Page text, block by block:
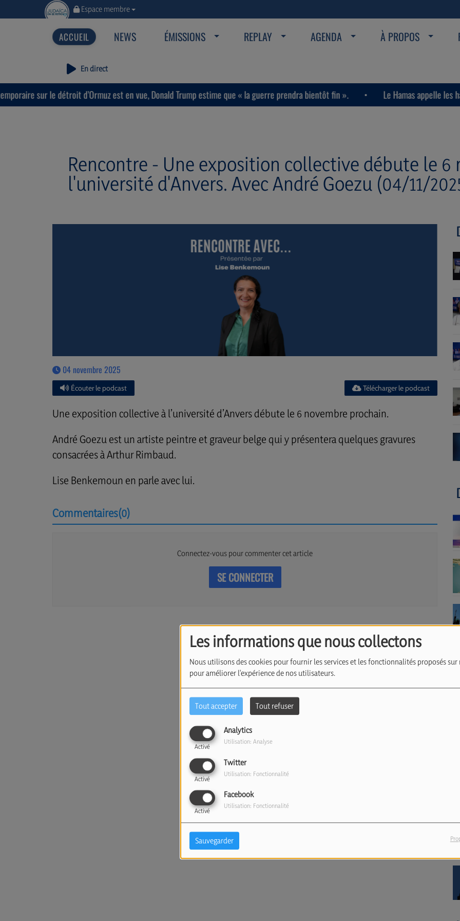
Les informations que nous collectons
Nous utilisons des cookies pour fournir les services et les fonctionnalités proposés
pour améliorer l'expérience de nos utilisateurs.
Tout accepter Tout refuser
Analytics
Activé
Utilisation: Analyse
Twitter
Activé
Utilisation: Fonctionnalité
Facebook
Activé
Utilisation: Fonctionnalité
Sauvegarder
Espace membre
NEWS ÉMISSIONS REPLAY AGENDA À PROPOS
En direct
le détroit d’Ormuz est en vue, Donald Trump estime que « la guerre prendra bientôt fin ». Le Hamas appelle les habitants
Rencontre - Une exposition collective débute le 6
l'université d'Anvers. Avec André Goezu (04/11/
04 novembre 2025
Écouter le podcast Télécharger le podcast
Une exposition collective à l’université d’Anvers débute le 6 novembre prochain.
André Goezu est un artiste peintre et graveur belge qui y présentera quelques gravures
consacrées à Arthur Rimbaud.
Lise Benkemoun en parle avec lui.
Commentaires(0)
Connectez-vous pour commenter cet article
SE CONNECTER